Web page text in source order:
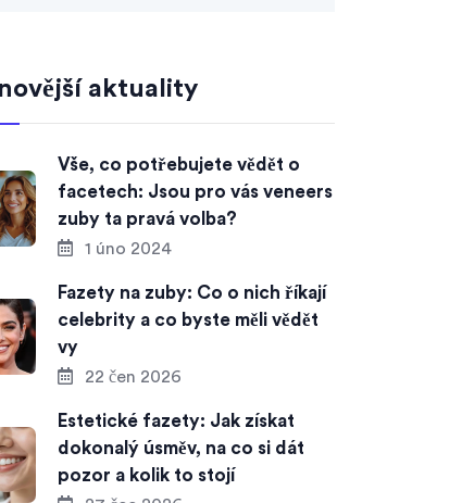
aktuality
Vše, co potřebujete vědět o
facetech: Jsou pro vás veneers
zuby ta pravá volba?
1 úno 2024
Fazety na zuby: Co o nich říkají
celebrity a co byste měli vědět
vy
22 čen 2026
Estetické fazety: Jak získat
dokonalý úsměv, na co si dát
pozor a kolik to stojí